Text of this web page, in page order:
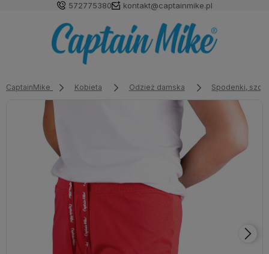
572775380 kontakt@captainmike.pl
CaptainMike Kobieta Odzież damska Spodenki,